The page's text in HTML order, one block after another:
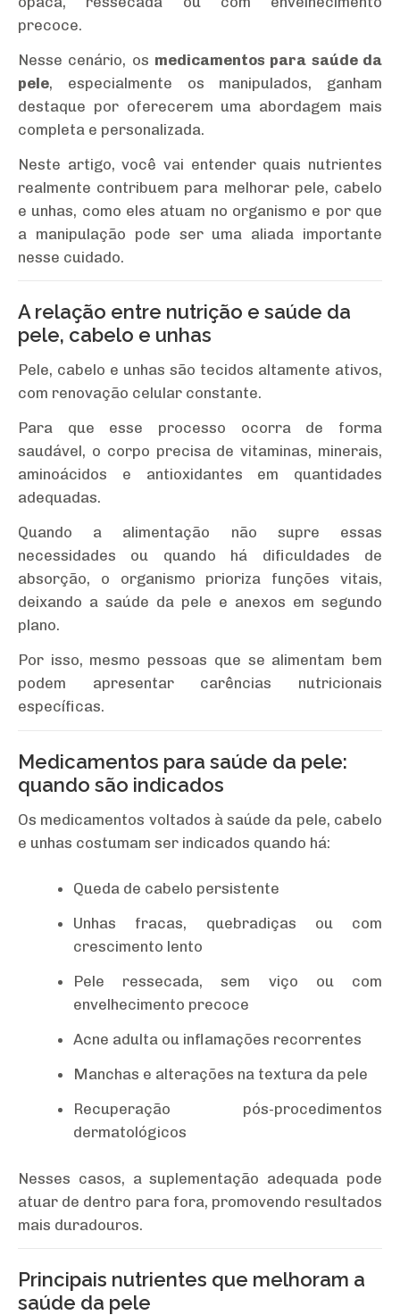
precoce.
Nesse cenário, os medicamentos para saúde da
pele, especialmente os manipulados, ganham
destaque por oferecerem uma abordagem mais
completa e personalizada.
Neste artigo, você vai entender quais nutrientes
realmente contribuem para melhorar pele, cabelo
e unhas, como eles atuam no organismo e por que
a manipulação pode ser uma aliada importante
nesse cuidado.
A relação entre nutrição e saúde da
pele, cabelo e unhas
Pele, cabelo e unhas são tecidos altamente ativos,
com renovação celular constante.
Para que esse processo ocorra de forma
saudável, o corpo precisa de vitaminas, minerais,
aminoácidos e antioxidantes em quantidades
adequadas.
Quando a alimentação não supre essas
necessidades ou quando há dificuldades de
absorção, o organismo prioriza funções vitais,
deixando a saúde da pele e anexos em segundo
plano.
Por isso, mesmo pessoas que se alimentam bem
podem apresentar carências nutricionais
específicas.
Medicamentos para saúde da pele:
quando são indicados
Os medicamentos voltados à saúde da pele, cabelo
e unhas costumam ser indicados quando há:
Queda de cabelo persistente
Unhas fracas, quebradiças ou com
crescimento lento
Pele ressecada, sem viço ou com
envelhecimento precoce
Acne adulta ou inflamações recorrentes
Manchas e alterações na textura da pele
Recuperação pós-procedimentos
dermatológicos
Nesses casos, a suplementação adequada pode
atuar de dentro para fora, promovendo resultados
mais duradouros.
Principais nutrientes que melhoram a
saúde da pele